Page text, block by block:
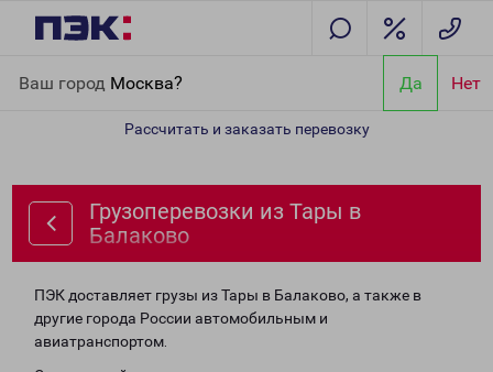
Ваш город Москва? Да Нет
Рассчитать и заказать перевозку
Грузоперевозки из Тары в
Балаково
ПЭК доставляет грузы из Тары в Балаково, а также в
другие города России автомобильным и
авиатранспортом.